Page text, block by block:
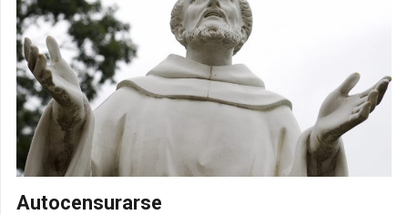
Autocensurarse